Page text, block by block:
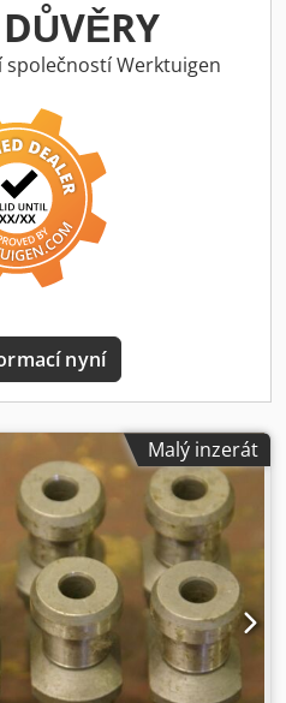
Werktuigen
nyní
Malý inzerát